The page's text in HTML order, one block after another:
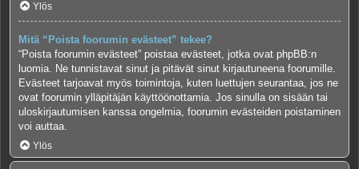
Ylös
Mitä “Poista foorumin evästeet” tekee?
“Poista foorumin evästeet” poistaa evästeet, jotka ovat phpBB:n
luomia. Ne tunnistavat sinut ja pitävät sinut kirjautuneena foorumille.
Evästeet tarjoavat myös toimintoja, kuten luettujen seurantaa, jos ne
ovat foorumin ylläpitäjän käyttöönottamia. Jos sinulla on sisään tai
uloskirjautumisen kanssa ongelmia, foorumin evästeiden poistaminen
voi auttaa.
Ylös